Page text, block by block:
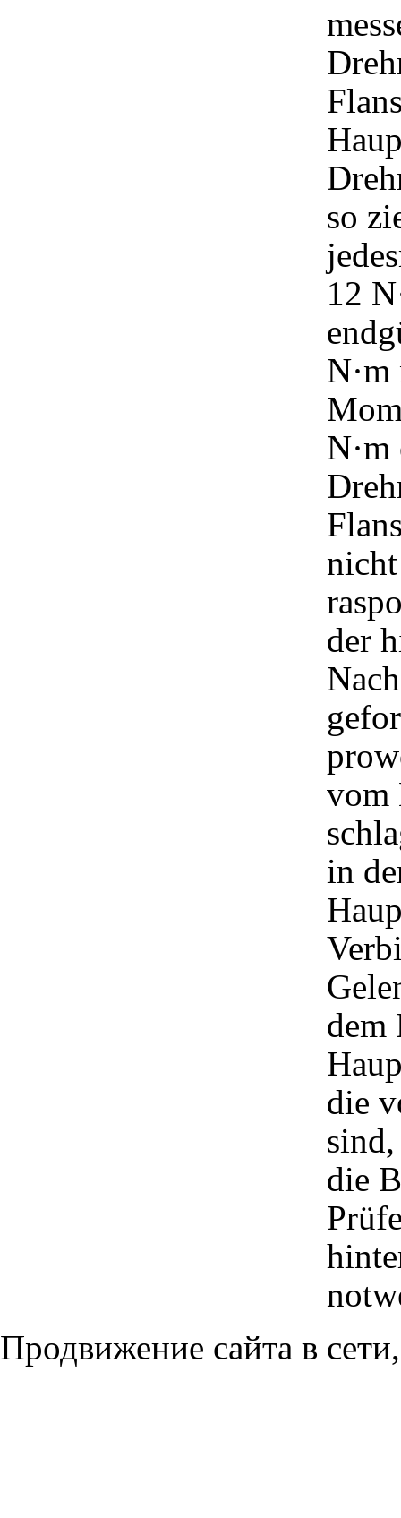
so
12
nicht
der
vom
in
dem
die
die
Продвижение сайта в